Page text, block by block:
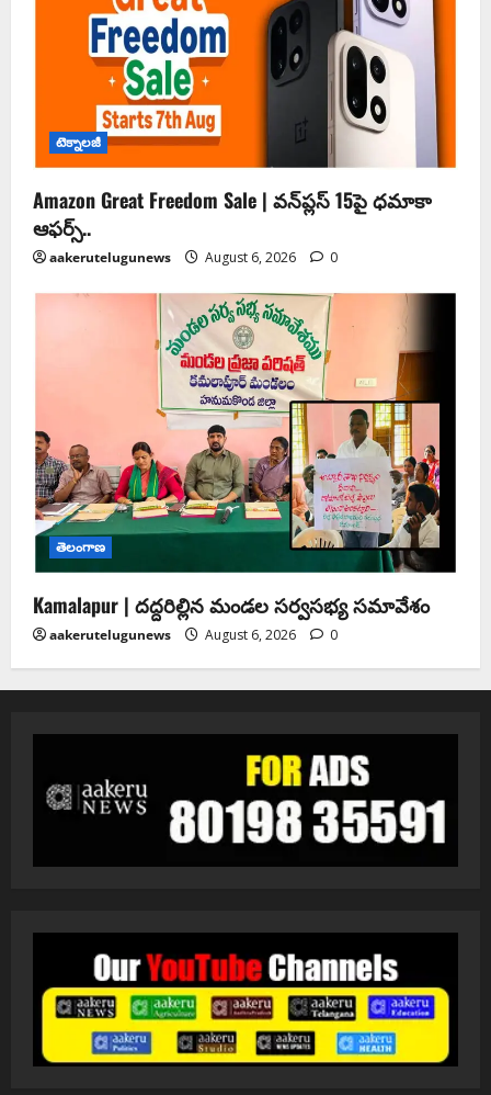
టెక్నాలజీ
Amazon Great Freedom Sale | వన్‌ప్లస్ 15పై ధమాకా
ఆఫర్స్..
aakerutelugunews August 6, 2026 0
తెలంగాణ
Kamalapur | దద్దరిల్లిన మండల సర్వసభ్య సమావేశం
aakerutelugunews August 6, 2026 0